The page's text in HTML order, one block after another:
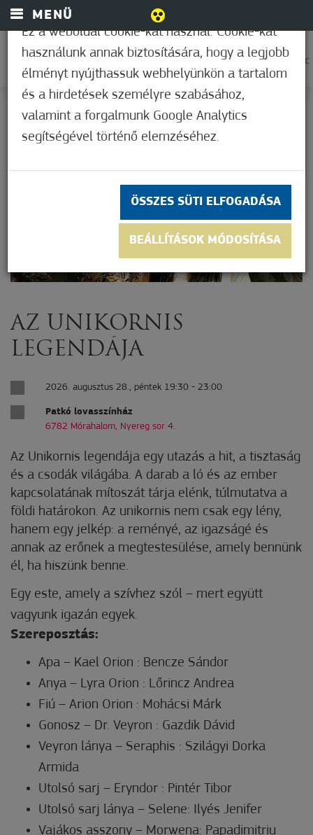
MENÜ
0
37,2°C
AZ UNIKORNIS
LEGENDÁJA
2026. augusztus 28., péntek 19:30 - 23:00
Patkó lovasszínház
6782 Mórahalom, Nyereg sor 4.
Az Unikornis legendája egy utazás a hit, a tisztaság
és a csodák világába. A darab a ló és az ember
kapcsolatának mítoszát tárja elénk, túlmutatva a
földi határokon. Az unikornis nem csak egy lény,
hanem egy jelkép: a reményé, az igazságé és
annak az erőnek a megtestesülése, amely bennünk
él, ha hiszünk benne.
Egy este, amely a szívhez szól – mert együtt
vagyunk igazán egyek.
Szereposztás:
Apa – Kael Orion : Bencze Sándor
Anya – Lyra Orion : Lőrincz Andrea
Fiú – Arion Orion : Mohácsi Márk
Gonosz – Dr. Veyron : Gazdik Dávid
Veyron lánya – Seraphis : Szilágyi Dorka
Armida
Utolsó sarj – Eryndor : Pintér Tibor
Utolsó sarj lánya – Selene: Ilyés Jenifer
Vajákos asszony – Morwena: Papadimitriu
Ez a weboldal cookie-kat használ. Cookie-kat
használunk annak biztosítására, hogy a legjobb
élményt nyújthassuk webhelyünkön a tartalom
és a hirdetések személyre szabásához,
valamint a forgalmunk Google Analytics
segítségével történő elemzéséhez.
ÖSSZES SÜTI ELFOGADÁSA
BEÁLLÍTÁSOK MÓDOSÍTÁSA